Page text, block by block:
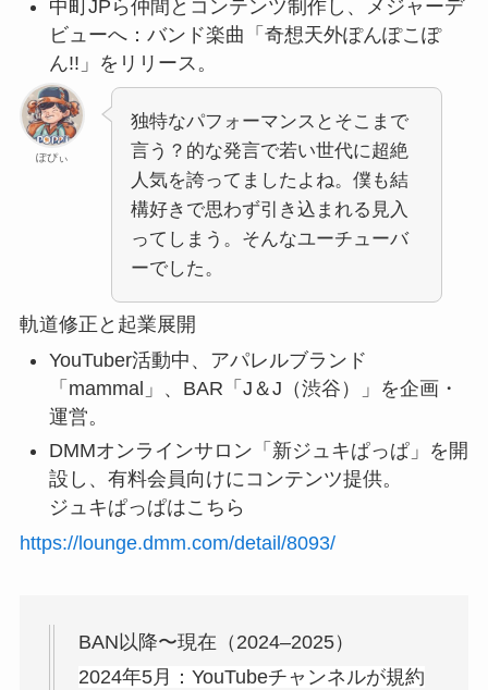
中町JPら仲間とコンテンツ制作し、メジャーデ
ビューへ：バンド楽曲「奇想天外ぽんぽこぽ
ん!!」をリリース。
ぽぴぃ
独特なパフォーマンスとそこまで
言う？的な発言で若い世代に超絶
人気を誇ってましたよね。僕も結
構好きで思わず引き込まれる見入
ってしまう。そんなユーチューバ
ーでした。
軌道修正と起業展開
YouTuber活動中、アパレルブランド
「mammal」、BAR「J＆J（渋谷）」を企画・
運営。
DMMオンラインサロン「新ジュキぱっぱ」を開
設し、有料会員向けにコンテンツ提供。
ジュキぱっぱはこちら
https://lounge.dmm.com/detail/8093/
BAN以降〜現在（2024–2025）
2024年5月：YouTubeチャンネルが規約